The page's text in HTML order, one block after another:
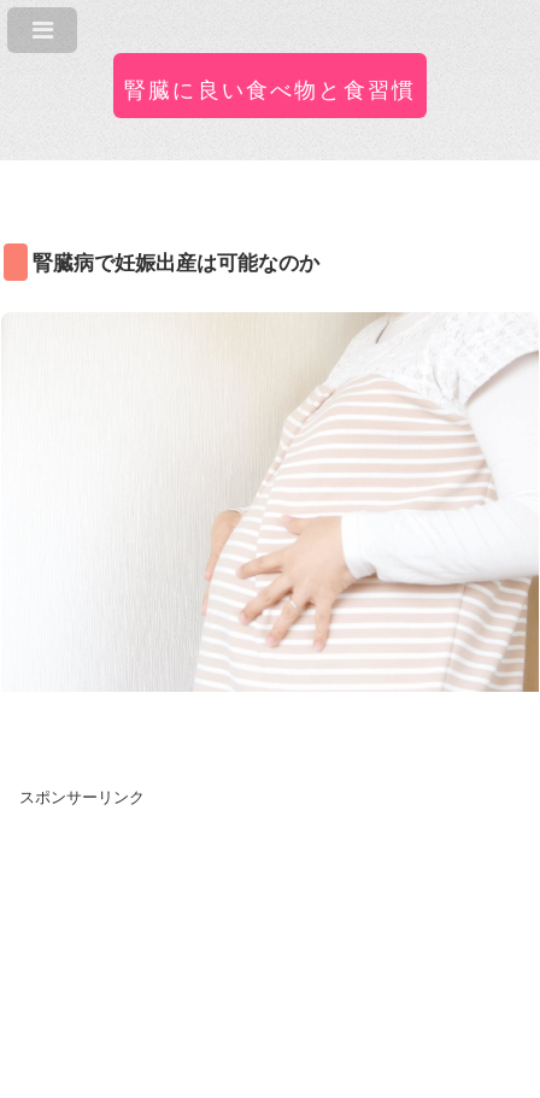
腎臓に良い食べ物と食習慣
腎臓病で妊娠出産は可能なのか
スポンサーリンク